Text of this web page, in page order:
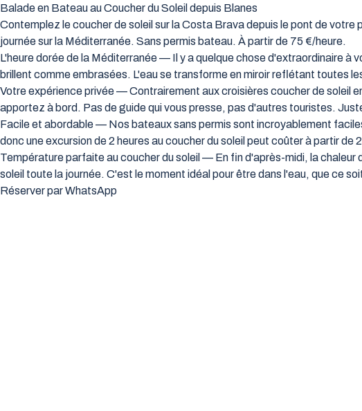
Balade en Bateau au Coucher du Soleil depuis Blanes
Contemplez le coucher de soleil sur la Costa Brava depuis le pont de
journée sur la Méditerranée. Sans permis bateau. À partir de 75 €/heure.
L'heure dorée de la Méditerranée — Il y a quelque chose d'extraordinaire à
brillent comme embrasées. L'eau se transforme en miroir reflétant toutes
Votre expérience privée — Contrairement aux croisières coucher de soleil
apportez à bord. Pas de guide qui vous presse, pas d'autres touristes.
Facile et abordable — Nos bateaux sans permis sont incroyablement
donc une excursion de 2 heures au coucher du soleil peut coûter à partir
Température parfaite au coucher du soleil — En fin d'après-midi, la chaleur
soleil toute la journée. C'est le moment idéal pour être dans l'eau, que ce
Réserver par WhatsApp